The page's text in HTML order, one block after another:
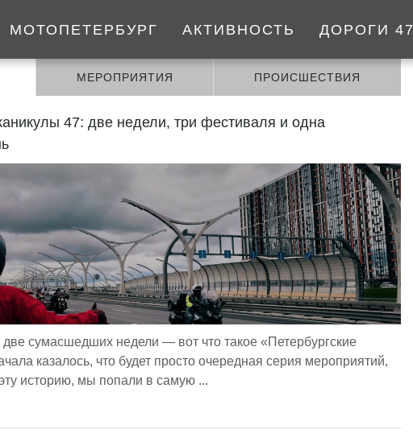
ДОРОГИ 47
МОТОПЕТЕРБУРГ АКТИВНОСТЬ
МЕРОПРИЯТИЯ ПРОИСШЕСТВИЯ
47: две недели, три фестиваля и одна
сумасшедших недели — вот что такое «Петербургские
казалось, что будет просто очередная серия мероприятий,
историю, мы попали в самую ...